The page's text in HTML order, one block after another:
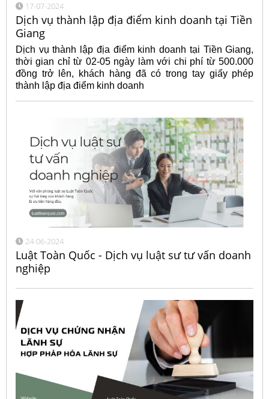
17-07-2024
Dịch vụ thành lập địa điểm kinh doanh tại Tiền
Giang
Dịch vụ thành lập địa điểm kinh doanh tại Tiền Giang,
thời gian chỉ từ 02-05 ngày làm với chi phí từ 500.000
đồng trở lên, khách hàng đã có trong tay giấy phép
thành lập địa điểm kinh doanh
24-06-2024
Luật Toàn Quốc - Dịch vụ luật sư tư vấn doanh
nghiệp